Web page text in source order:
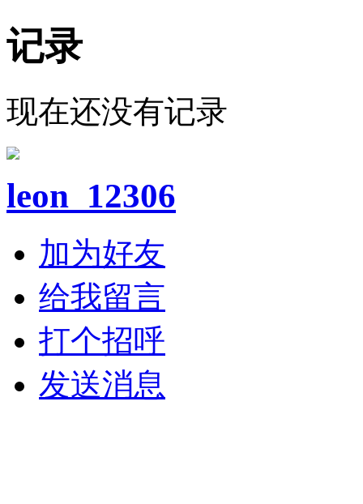
记录
现在还没有记录
leon_12306
加为好友
给我留言
打个招呼
发送消息